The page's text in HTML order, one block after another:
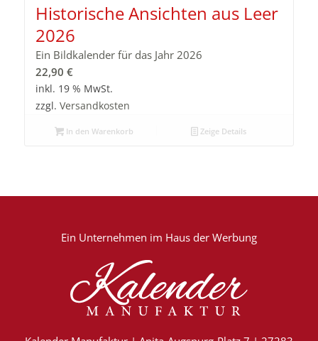
Historische Ansichten aus Leer
2026
Ein Bildkalender für das Jahr 2026
22,90 €
inkl. 19 % MwSt.
zzgl. Versandkosten
In den Warenkorb Zeige Details
Ein Unternehmen im Haus der Werbung